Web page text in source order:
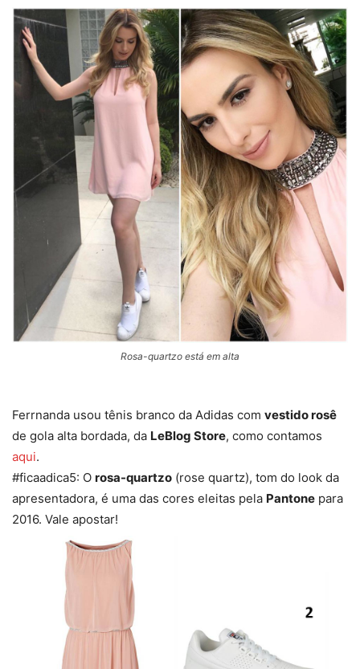
Rosa-quartzo está em alta
Ferrnanda usou tênis branco da Adidas com vestido rosê
de gola alta bordada, da LeBlog Store, como contamos
aqui.
#ficaadica5: O rosa-quartzo (rose quartz), tom do look da
apresentadora, é uma das cores eleitas pela Pantone para
2016. Vale apostar!